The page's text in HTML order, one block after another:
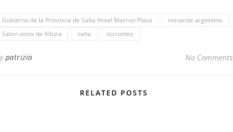
Gobierno de la Provincia de Salta Hotel Marriot Plaza
noroeste argentino
Salon vinos de Altura
salta torrontes
patrizia No Comments
RELATED POSTS